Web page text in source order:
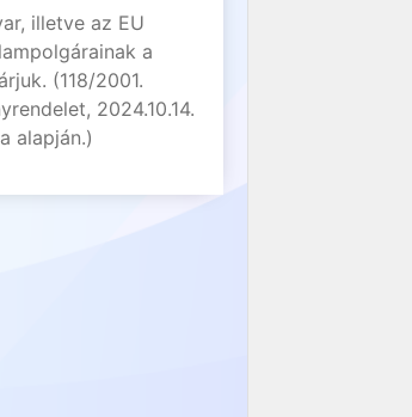
illetve az EU
a
(118/2001.
2024.10.14.
alapján.)